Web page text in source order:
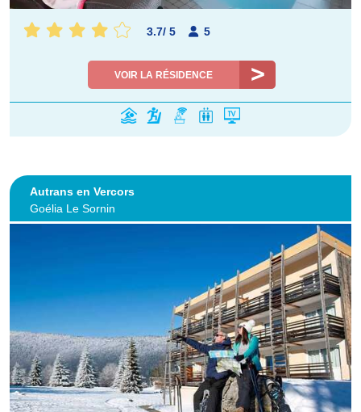
3.7/ 5 5
VOIR LA RÉSIDENCE
Autrans en Vercors
Goélia Le Sornin